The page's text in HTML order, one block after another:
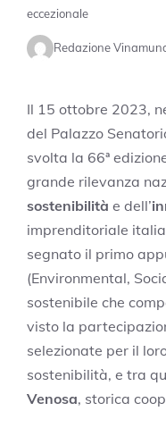
eccezionale
Redazione
Il 15 ottobre 2023,
del Palazzo
svolta la 66ª
grande rilevanza
sostenibilità e dell’
imprenditoriale
segnato il primo
(Environmental,
sostenibile che
visto la
selezionate per il
sostenibilità, e tra
Venosa, storica